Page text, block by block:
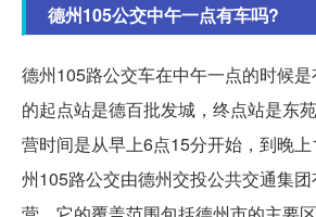
德州105公交中午一点有车吗?
德州105路公交车在中午一点的时候
的起点站是德百批发城，终点站是东
营时间是从早上6点15分开始，到晚
州105路公交由德州交投公共交通集